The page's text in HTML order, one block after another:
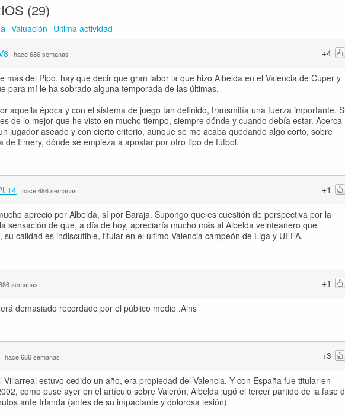
(29)
Valuación Ultima actividad
+4
· hace 686 semanas
más del Pipo, hay que decir que gran labor la que hizo Albelda en el Valencia de Cúper y
para mí le ha sobrado alguna temporada de las últimas.
aquella época y con el sistema de juego tan definido, transmitía una fuerza importante.
de lo mejor que he visto en mucho tiempo, siempre dónde y cuando debía estar. Acerca
jugador aseado y con cierto criterio, aunque se me acaba quedando algo corto, sobre
de Emery, dónde se empieza a apostar por otro tipo de fútbol.
+1
· hace 686 semanas
aprecio por Albelda, sí por Baraja. Supongo que es cuestión de perspectiva por la
sensación de que, a día de hoy, apreciaría mucho más al Albelda veinteañero que
su calidad es indiscutible, titular en el último Valencia campeón de Liga y UEFA.
+1
semanas
demasiado recordado por el público medio .Ains
+3
· hace 686 semanas
Villarreal estuvo cedido un año, era propiedad del Valencia. Y con España fue titular en
como puse ayer en el artículo sobre Valerón, Albelda jugó el tercer partido de la fase
ante Irlanda (antes de su impactante y dolorosa lesión)